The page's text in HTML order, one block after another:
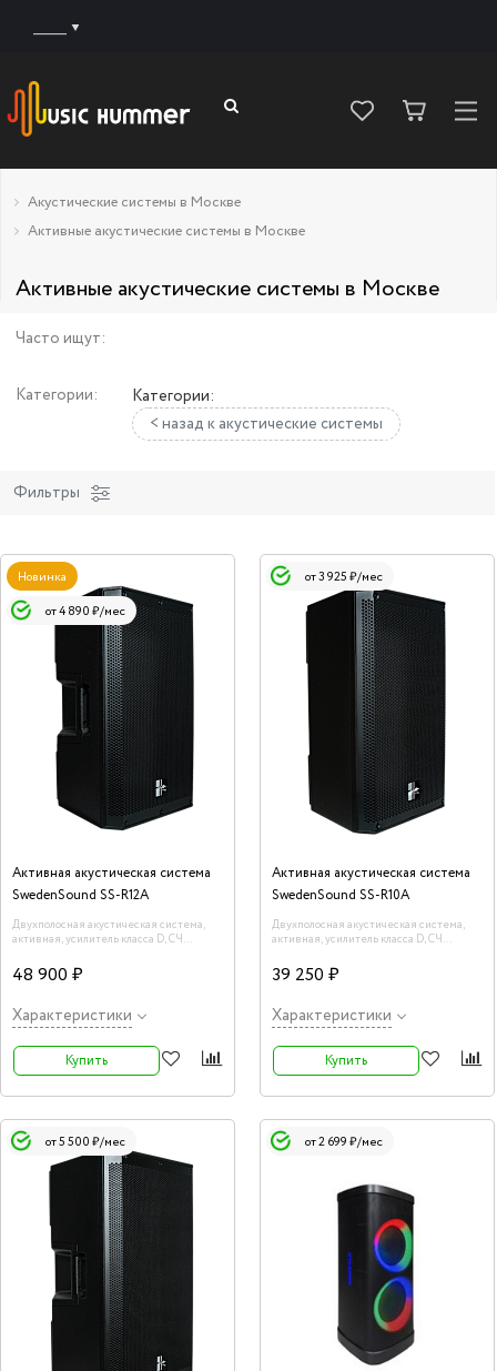
Акустические системы в Москве
Активные акустические системы в Москве
Активные акустические системы в Москве
Часто ищут:
Категории:
Категории:
< назад к акустические системы
Фильтры
Новинка
от 4 890 ₽/мес
Активная акустическая система
SwedenSound SS-R12A
Двухполосная акустическая система,
активная, усилитель класса D, СЧ
900 Вт. DSP, Bluetooth, TWS
48 900 ₽
Характеристики
Купить
от 3 925 ₽/мес
Активная акустическая система
SwedenSound SS-R10A
Двухполосная акустическая система,
активная, усилитель класса D, СЧ
600 Вт. DSP, Bluetooth, TWS
39 250 ₽
Характеристики
Купить
от 5 500 ₽/мес от 2 699 ₽/мес